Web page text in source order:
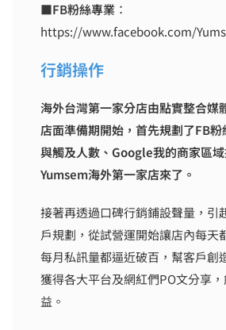
■FB粉絲專業：
https://www.facebook.com/
行銷操作
海外台灣第一家分店由點實整合媒
店面準備期開始，首先規劃了FB
與觸及人數、 Google我的商家區
Yumsem海外第一家店來了。
接著再透過口碑行銷鋪設聲量，引
戶規劃，從試營運開始讓店內每天
每月私訊量都逼近破百，幫客戶創
獲得各大平台及網紅們PO文分享
益。